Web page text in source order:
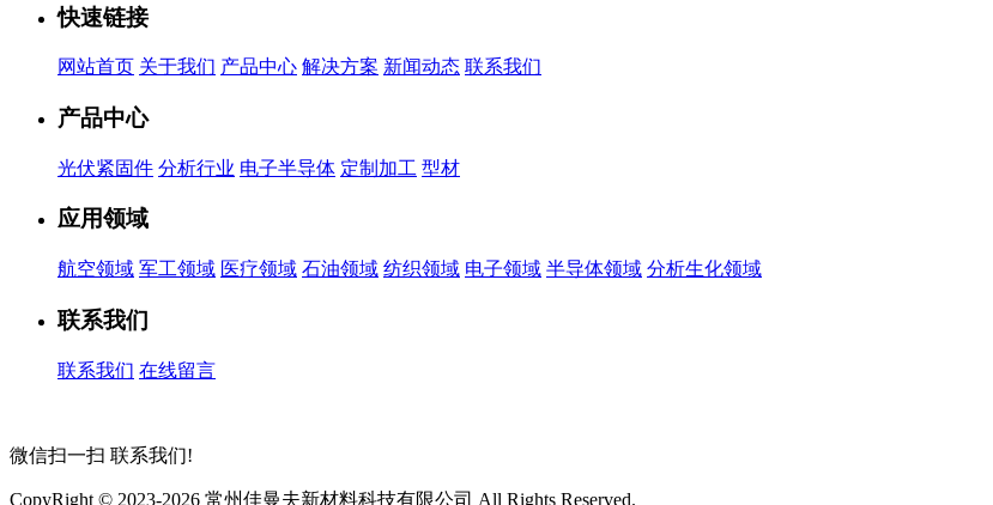
快速链接
网站首页 关于我们 产品中心 解决方案 新闻动态 联系我们
产品中心
光伏紧固件 分析行业 电子半导体 定制加工 型材
应用领域
航空领域 军工领域 医疗领域 石油领域 纺织领域 电子领域 半导体领域 分析生化领域
联系我们
联系我们 在线留言
微信扫一扫 联系我们!
CopyRight © 2023-2026 常州佳曼夫新材料科技有限公司 All Rights Reserved.